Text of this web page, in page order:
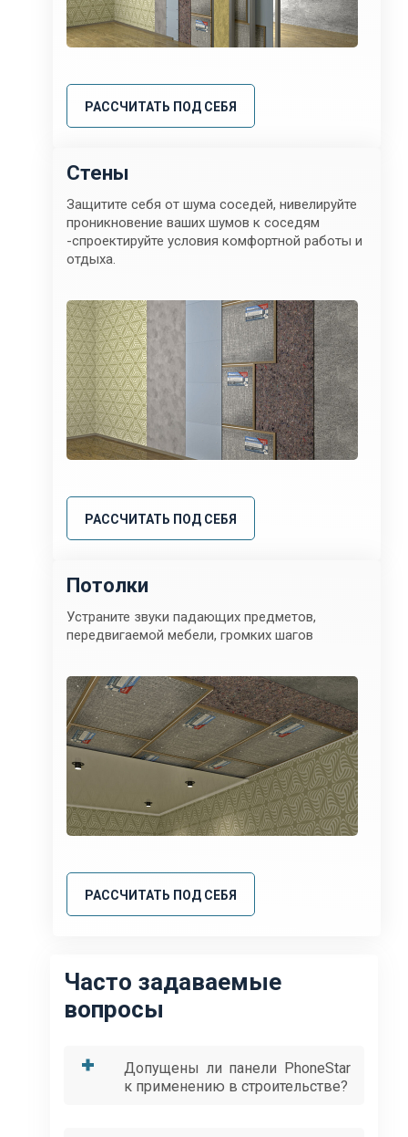
РАССЧИТАТЬ ПОД СЕБЯ
Стены
Защитите себя от шума соседей, нивелируйте
проникновение ваших шумов к соседям
-спроектируйте условия комфортной работы и
отдыха.
РАССЧИТАТЬ ПОД СЕБЯ
Потолки
Устраните звуки падающих предметов,
передвигаемой мебели, громких шагов
РАССЧИТАТЬ ПОД СЕБЯ
Часто задаваемые
вопросы
Допущены ли панели PhoneStar
к применению в строительстве?